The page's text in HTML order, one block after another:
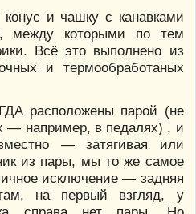
и чашку с канавками
между которыми по тем
Всё это выполнено из
и термообработаных
расположены парой (не
— например, в педалях) , и
— затягивая или
из пары, мы то же самое
исключение — задняя
на первый взгляд, у